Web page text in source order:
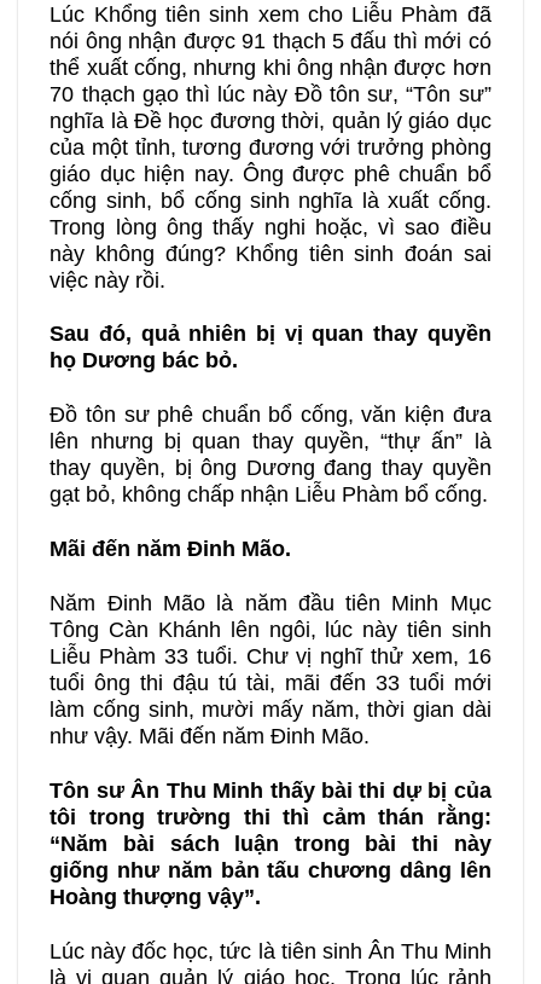
Lúc Khổng tiên sinh xem cho Liễu Phàm đã
nói ông nhận được 91 thạch 5 đấu thì mới có
thể xuất cống, nhưng khi ông nhận được hơn
70 thạch gạo thì lúc này Đồ tôn sư, “Tôn sư”
nghĩa là Đề học đương thời, quản lý giáo dục
của một tỉnh, tương đương với trưởng phòng
giáo dục hiện nay. Ông được phê chuẩn bổ
cống sinh, bổ cống sinh nghĩa là xuất cống.
Trong lòng ông thấy nghi hoặc, vì sao điều
này không đúng? Khổng tiên sinh đoán sai
việc này rồi.
Sau đó, quả nhiên bị vị quan thay quyền
họ Dương bác bỏ.
Đồ tôn sư phê chuẩn bổ cống, văn kiện đưa
lên nhưng bị quan thay quyền, “thự ấn” là
thay quyền, bị ông Dương đang thay quyền
gạt bỏ, không chấp nhận Liễu Phàm bổ cống.
Mãi đến năm Đinh Mão.
Năm Đinh Mão là năm đầu tiên Minh Mục
Tông Càn Khánh lên ngôi, lúc này tiên sinh
Liễu Phàm 33 tuổi. Chư vị nghĩ thử xem, 16
tuổi ông thi đậu tú tài, mãi đến 33 tuổi mới
làm cống sinh, mười mấy năm, thời gian dài
như vậy. Mãi đến năm Đinh Mão.
Tôn sư Ân Thu Minh thấy bài thi dự bị của
tôi trong trường thi thì cảm thán rằng:
“Năm bài sách luận trong bài thi này
giống như năm bản tấu chương dâng lên
Hoàng thượng vậy”.
Lúc này đốc học, tức là tiên sinh Ân Thu Minh
là vị quan quản lý giáo học. Trong lúc rảnh